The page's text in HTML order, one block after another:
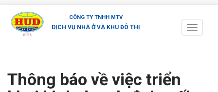
Toggle
CÔNG TY TNHH MTV
DỊCH VỤ NHÀ Ở VÀ KHU ĐÔ THỊ
Thông báo về việc triển